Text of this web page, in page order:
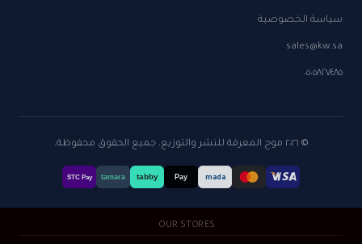
سياسة الخصوصية
sales@kw.sa
٠٥٠٥٨٢٧٤٨٥
© ٢٠٢٦ موج المعرفة للنشر والتوزيع. جميع الحقوق محفوظة.
mada
Pay
tabby
tamara
STC Pay
OUR STORES